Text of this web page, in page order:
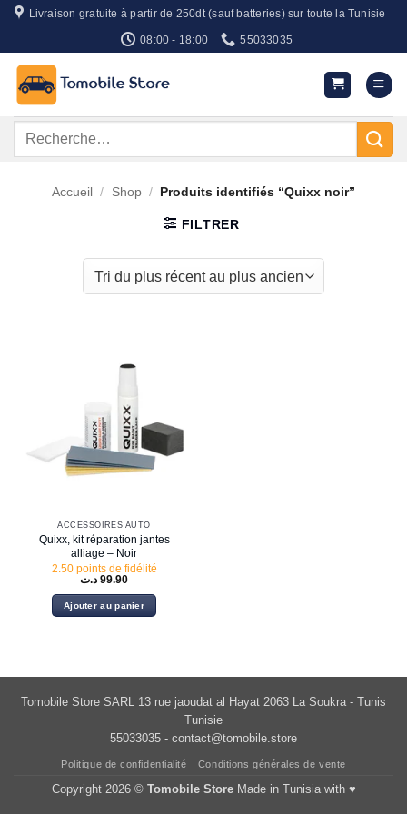
Passer
contenu
Livraison gratuite à partir de 250dt (sauf batteries) sur toute la Tunisie
08:00 - 18:00 55033035
Recherche
Accueil / Shop / Produits identifiés “Quixx noir”
FILTRER
ACCESSOIRES AUTO
Quixx, kit réparation jantes
alliage – Noir
2.50 points de fidélité
99.90 د.ت
Ajouter au panier
Tomobile Store SARL 13 rue jaoudat al Hayat 2063 La Soukra - Tunis
Tunisie
55033035 - contact@tomobile.store
Politique de confidentialité Conditions générales de vente
Copyright 2026 © Tomobile StoreMade in Tunisia with ♥